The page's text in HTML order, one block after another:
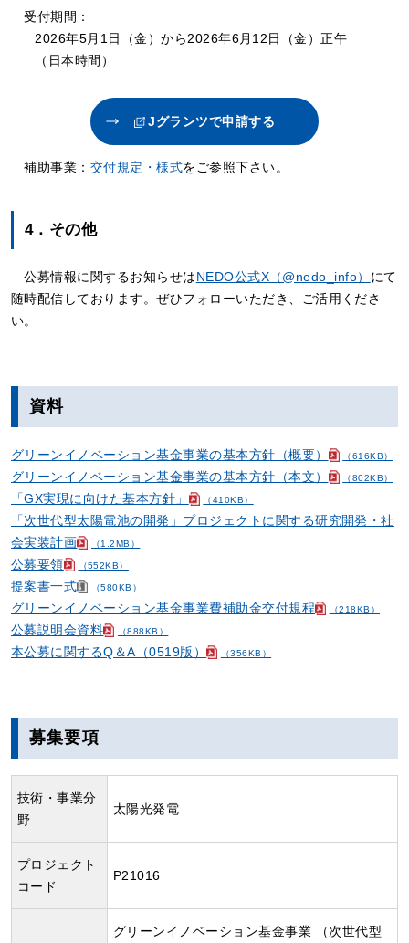
受付期間：
2026年5月1日（金）から2026年6月12日（金）正午
（日本時間）
Jグランツで申請する
補助事業： 交付規定・様式をご参照下さい。
4．その他
公募情報に関するお知らせはNEDO公式X（@nedo_info） にて
随時配信しております。ぜひフォローいただき、ご活用くださ
い。
資料
グリーンイノベーション基金事業の基本方針（概要） （616KB）
グリーンイノベーション基金事業の基本方針（本文） （802KB）
「GX実現に向けた基本方針」 （410KB）
「次世代型太陽電池の開発」プロジェクトに関する研究開発・社
会実装計画
（1.2MB）
公募要領 （552KB）
提案書一式 （580KB）
グリーンイノベーション基金事業費補助金交付規程 （218KB）
公募説明会資料 （888KB）
本公募に関するQ＆A（0519版） （356KB）
募集要項
技術・事業分
野
太陽光発電
プロジェクト
コード
P21016
グリーンイノベーション基金事業 （次世代型